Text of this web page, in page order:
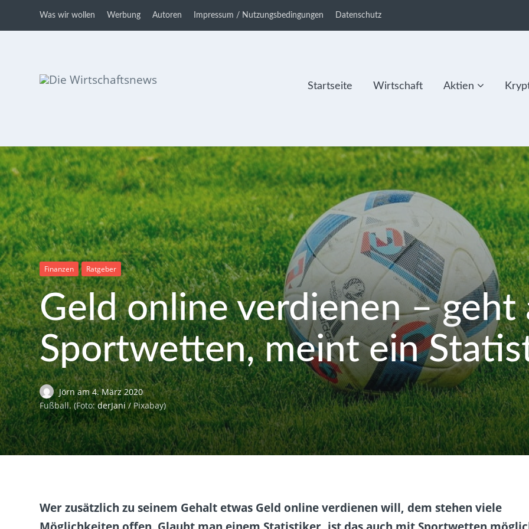
Was wir wollen Werbung Autoren Impressum / Nutzungsbedingungen Datenschutz
Startseite Wirtschaft Aktien
Finanzen Ratgeber
Geld online verdienen – geht
Sportwetten, meint ein
Jörnam 4. März 2020
Fußball. (Foto:derJani/ Pixabay)
Wer zusätzlich zu seinem Gehalt etwas Geld online verdienen will, dem stehen viele